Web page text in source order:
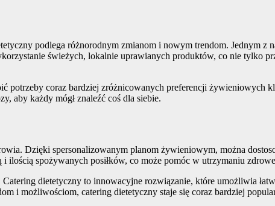
podlega różnorodnym zmianom i nowym trendom. Jednym z
świeżych, lokalnie uprawianych produktów, co nie tylko
potrzeby coraz bardziej zróżnicowanych preferencji żywieniowych
aby każdy mógł znaleźć coś dla siebie.
Dzięki spersonalizowanym planom żywieniowym, można
ilością spożywanych posiłków, co może pomóc w utrzymaniu
dietetyczny to innowacyjne rozwiązanie, które umożliwia
i możliwościom, catering dietetyczny staje się coraz bardziej